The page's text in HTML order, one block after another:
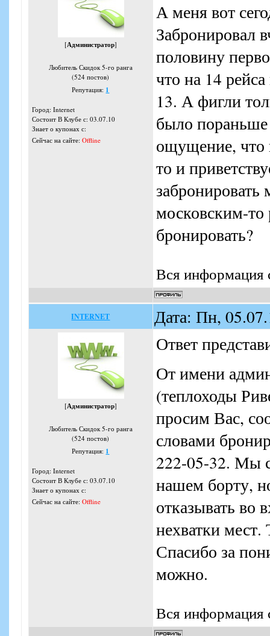
[Администратор]
Любитель Скидок 5-го ранга
(524 постов)
Репутация: 1
Город: Internet
Состоит В Клубе с: 03.07.10
Знает о купонах с:
Сейчас на сайте: Offline
А меня вот
Забронировал
половину
что на 14
13. А фигли
было пораньше
ощущение, что
то и
московским-
бронировать?
Вся информация
INTERNET Дата: Пн,
[Администратор]
Любитель Скидок 5-го ранга
(524 постов)
Репутация: 1
Город: Internet
Состоит В Клубе с: 03.07.10
Знает о купонах с:
Сейчас на сайте: Offline
Ответ
От имени
(теплоходы
просим Вас,
словами
222-05-32. Мы
нашем борту,
отказывать во
нехватки
Спасибо за
можно.
Вся информация